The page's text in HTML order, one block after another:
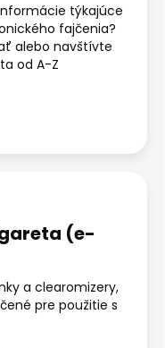
týkajúce
fajčenia?
alebo navštívte
od A-Z
(e-
a clearomizery,
pre použitie s